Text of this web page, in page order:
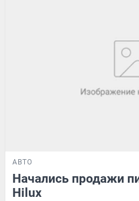
АВТО
Начались продажи
Hilux